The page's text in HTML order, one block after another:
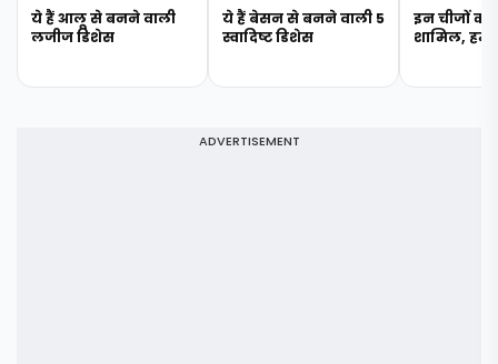
ये हैं आलू से बनने वाली
लजीज डिशेस
ये हैं बेसन से बनने वाली 5
स्वादिष्ट डिशेस
इन चीजों
शामिल,
ADVERTISEMENT